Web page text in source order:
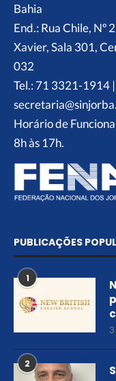
Bahia
End.: Rua Chile,
Xavier, Sala 301,
032
Tel.: 71 3321-1914
Horário de
8h às 17h.
PUBLICAÇÕES
1
2